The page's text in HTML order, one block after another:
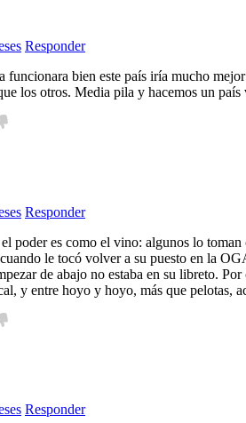
Responder
funcionara bien este país iría mucho
los otros. Media pila y hacemos un
Responder
poder es como el vino: algunos lo
le tocó volver a su puesto en la
de abajo no estaba en su libreto.
y entre hoyo y hoyo, más que pelotas,
Responder